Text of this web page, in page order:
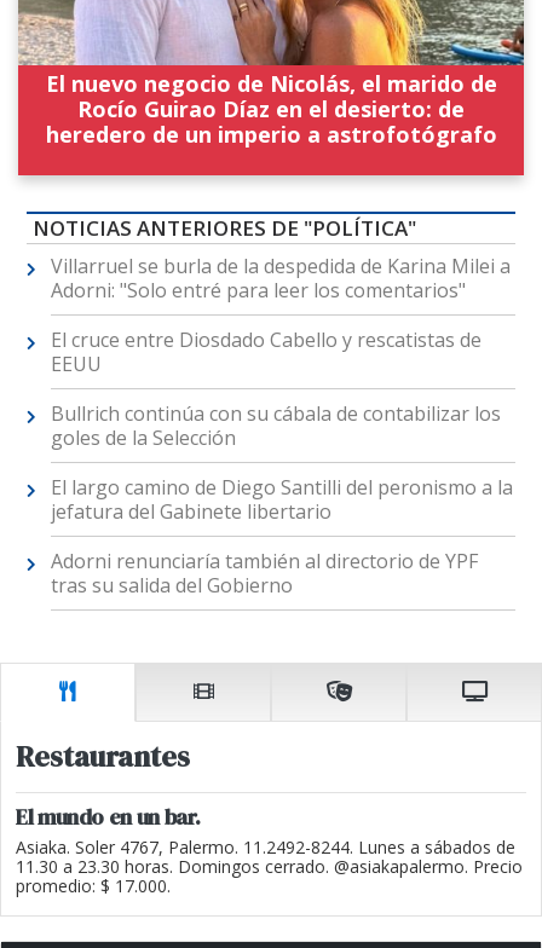
El nuevo negocio de Nicolás, el marido de
Rocío Guirao Díaz en el desierto: de
heredero de un imperio a astrofotógrafo
NOTICIAS ANTERIORES DE "POLÍTICA"
Villarruel se burla de la despedida de Karina Milei a
Adorni: "Solo entré para leer los comentarios"
El cruce entre Diosdado Cabello y rescatistas de
EEUU
Bullrich continúa con su cábala de contabilizar los
goles de la Selección
El largo camino de Diego Santilli del peronismo a la
jefatura del Gabinete libertario
Adorni renunciaría también al directorio de YPF
tras su salida del Gobierno
Restaurantes
El mundo en un bar.
Asiaka. Soler 4767, Palermo. 11.2492-8244. Lunes a sábados de
11.30 a 23.30 horas. Domingos cerrado. @asiakapalermo. Precio
promedio: $ 17.000.